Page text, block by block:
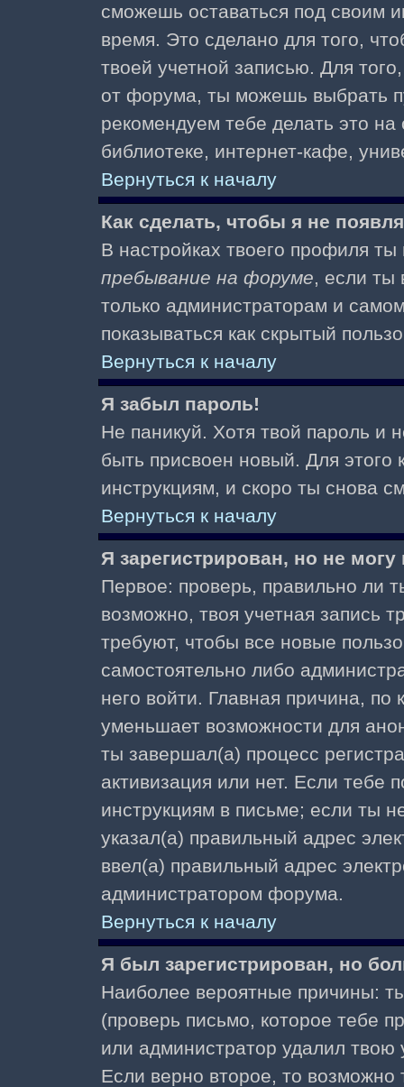
сможешь оставаться под своим
время. Это сделано для того,
твоей учетной записью. Для
от форума, ты можешь выбрать
рекомендуем тебе делать это
библиотеке, интернет-кафе,
Вернуться к началу
Как сделать, чтобы я не
В настройках твоего профиля
пребывание на форуме, если
только администраторам и
показываться как скрытый
Вернуться к началу
Я забыл пароль!
Не паникуй. Хотя твой пароль и
быть присвоен новый. Для этого
инструкциям, и скоро ты снова
Вернуться к началу
Я зарегистрирован, но не могу
Первое: проверь, правильно ли
возможно, твоя учетная запись
требуют, чтобы все новые
самостоятельно либо
него войти. Главная причина,
уменьшает возможности для
ты завершал(а) процесс
активизация или нет. Если тебе
инструкциям в письме; если ты
указал(а) правильный адрес
ввел(а) правильный адрес
администратором форума.
Вернуться к началу
Я был зарегистрирован, но
Наиболее вероятные причины:
(проверь письмо, которое тебе
или администратор удалил твою
Если верно второе, то